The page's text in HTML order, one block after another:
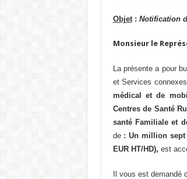
Objet: Notification
Monsieur le
La présente a pour
et Services connexes,
médical et de
Centres de Santé
santé Familiale et
de : Un million sept
EUR HT/HD), est
Il vous est demandé